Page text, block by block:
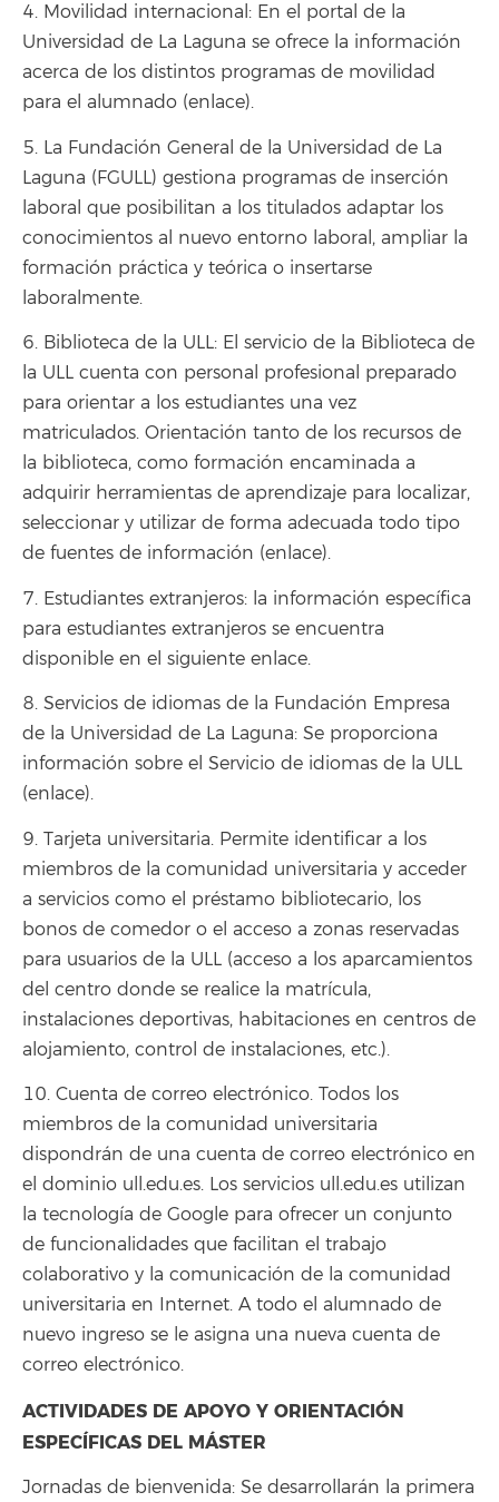
4. Movilidad internacional: En el portal de la
Universidad de La Laguna se ofrece la información
acerca de los distintos programas de movilidad
para el alumnado (enlace).
5. La Fundación General de la Universidad de La
Laguna (FGULL) gestiona programas de inserción
laboral que posibilitan a los titulados adaptar los
conocimientos al nuevo entorno laboral, ampliar la
formación práctica y teórica o insertarse
laboralmente.
6. Biblioteca de la ULL: El servicio de la Biblioteca de
la ULL cuenta con personal profesional preparado
para orientar a los estudiantes una vez
matriculados. Orientación tanto de los recursos de
la biblioteca, como formación encaminada a
adquirir herramientas de aprendizaje para localizar,
seleccionar y utilizar de forma adecuada todo tipo
de fuentes de información (enlace).
7. Estudiantes extranjeros: la información específica
para estudiantes extranjeros se encuentra
disponible en el siguiente enlace.
8. Servicios de idiomas de la Fundación Empresa
de la Universidad de La Laguna: Se proporciona
información sobre el Servicio de idiomas de la ULL
(enlace).
9. Tarjeta universitaria. Permite identificar a los
miembros de la comunidad universitaria y acceder
a servicios como el préstamo bibliotecario, los
bonos de comedor o el acceso a zonas reservadas
para usuarios de la ULL (acceso a los aparcamientos
del centro donde se realice la matrícula,
instalaciones deportivas, habitaciones en centros de
alojamiento, control de instalaciones, etc.).
10. Cuenta de correo electrónico. Todos los
miembros de la comunidad universitaria
dispondrán de una cuenta de correo electrónico en
el dominio ull.edu.es. Los servicios ull.edu.es utilizan
la tecnología de Google para ofrecer un conjunto
de funcionalidades que facilitan el trabajo
colaborativo y la comunicación de la comunidad
universitaria en Internet. A todo el alumnado de
nuevo ingreso se le asigna una nueva cuenta de
correo electrónico.
ACTIVIDADES DE APOYO Y ORIENTACIÓN
ESPECÍFICAS DEL MÁSTER
Jornadas de bienvenida: Se desarrollarán la primera